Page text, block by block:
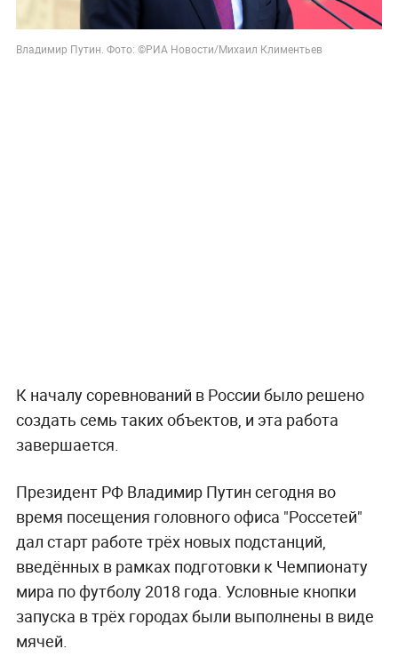
Владимир Путин. Фото: ©РИА Новости/Михаил Климентьев
К началу соревнований в России было решено
создать семь таких объектов, и эта работа
завершается.
Президент РФ Владимир Путин сегодня во
время посещения головного офиса "Россетей"
дал старт работе трёх новых подстанций,
введённых в рамках подготовки к Чемпионату
мира по футболу 2018 года. Условные кнопки
запуска в трёх городах были выполнены в виде
мячей.